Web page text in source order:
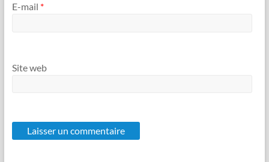
E-mail *
Site web